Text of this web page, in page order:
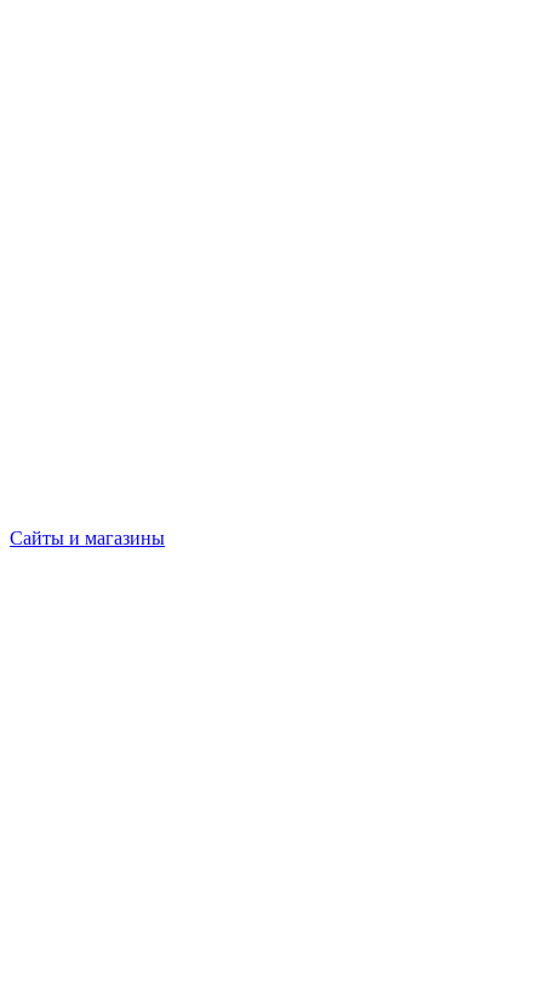
Сайты и магазины